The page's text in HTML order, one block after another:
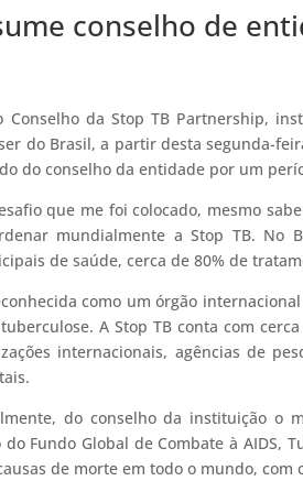
conselho de
Conselho da Stop TB Partnership,
do Brasil, a partir desta segunda-
do conselho da entidade por um
que me foi colocado, mesmo
mundialmente a Stop TB. No
de saúde, cerca de 80% de
como um órgão
A Stop TB conta com
internacionais, agências de
do conselho da instituição o
Fundo Global de Combate à AIDS,
de morte em todo o mundo, com